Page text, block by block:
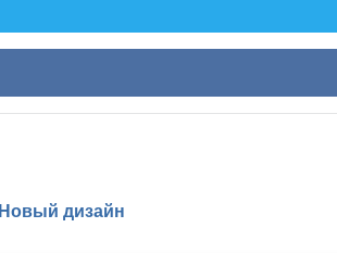
Новый дизайн